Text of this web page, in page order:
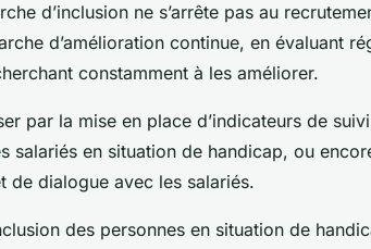
d’inclusion ne s’arrête pas au
d’amélioration continue, en évaluant
constamment à les améliorer.
par la mise en place d’indicateurs de
salariés en situation de handicap, ou
de dialogue avec les salariés.
des personnes en situation de